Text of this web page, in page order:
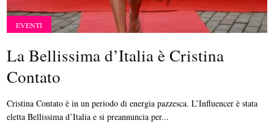
EVENTI
La Bellissima d’Italia è Cristina
Contato
Cristina Contato è in un periodo di energia pazzesca. L’Influencer è stata
eletta Bellissima d’Italia e si preannuncia per...